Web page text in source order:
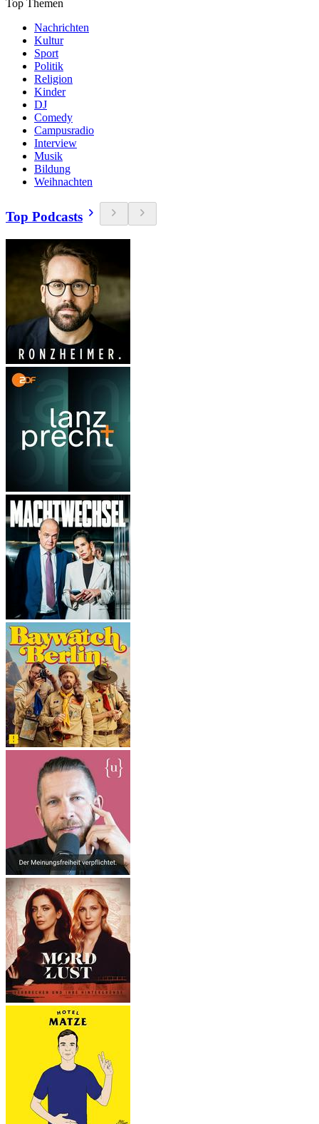
Top Themen
Nachrichten
Kultur
Sport
Politik
Religion
Kinder
DJ
Comedy
Campusradio
Interview
Musik
Bildung
Weihnachten
Top Podcasts